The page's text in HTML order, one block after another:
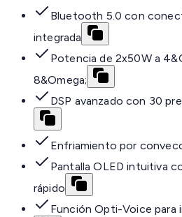
Bluetooth 5.0 con
integrada
Potencia de 2x50W a
8&Omega;
DSP avanzado con 30
Enfriamiento por
Pantalla OLED intuitiva
rápido
Función Opti-Voice para